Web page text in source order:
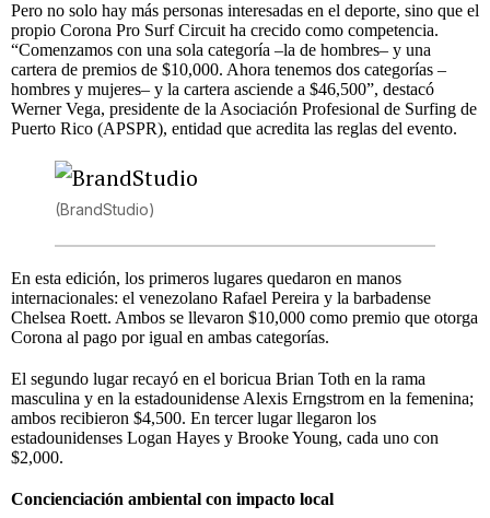
Pero no solo hay más personas interesadas en el deporte, sino que el
propio Corona Pro Surf Circuit ha crecido como competencia.
“Comenzamos con una sola categoría –la de hombres– y una
cartera de premios de $10,000. Ahora tenemos dos categorías –
hombres y mujeres– y la cartera asciende a $46,500”, destacó
Werner Vega, presidente de la Asociación Profesional de Surfing de
Puerto Rico (APSPR), entidad que acredita las reglas del evento.
(BrandStudio)
En esta edición, los primeros lugares quedaron en manos
internacionales: el venezolano Rafael Pereira y la barbadense
Chelsea Roett. Ambos se llevaron $10,000 como premio que otorga
Corona al pago por igual en ambas categorías.
El segundo lugar recayó en el boricua Brian Toth en la rama
masculina y en la estadounidense Alexis Erngstrom en la femenina;
ambos recibieron $4,500. En tercer lugar llegaron los
estadounidenses Logan Hayes y Brooke Young, cada uno con
$2,000.
Concienciación ambiental con impacto local